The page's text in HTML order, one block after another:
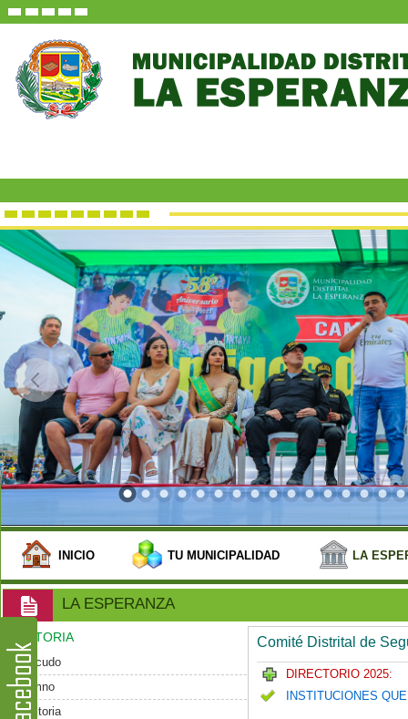
INICIO TU MUNICIPALIDAD LA
LA ESPERANZA
HISTORIA
Escudo
Himno
Historia
Comité Distrital de
DIRECTORIO 2025:
INSTITUCIONES